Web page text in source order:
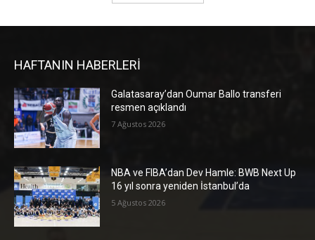
HAFTANIN HABERLERİ
Galatasaray’dan Oumar Ballo transferi
resmen açıklandı
7 Ağustos 2026
NBA ve FIBA’dan Dev Hamle: BWB Next Up
16 yıl sonra yeniden İstanbul’da
5 Ağustos 2026